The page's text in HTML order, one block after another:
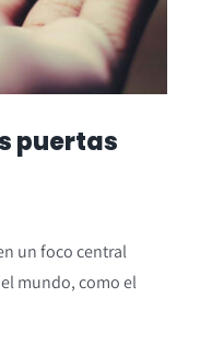
puertas
un foco central
mundo, como el